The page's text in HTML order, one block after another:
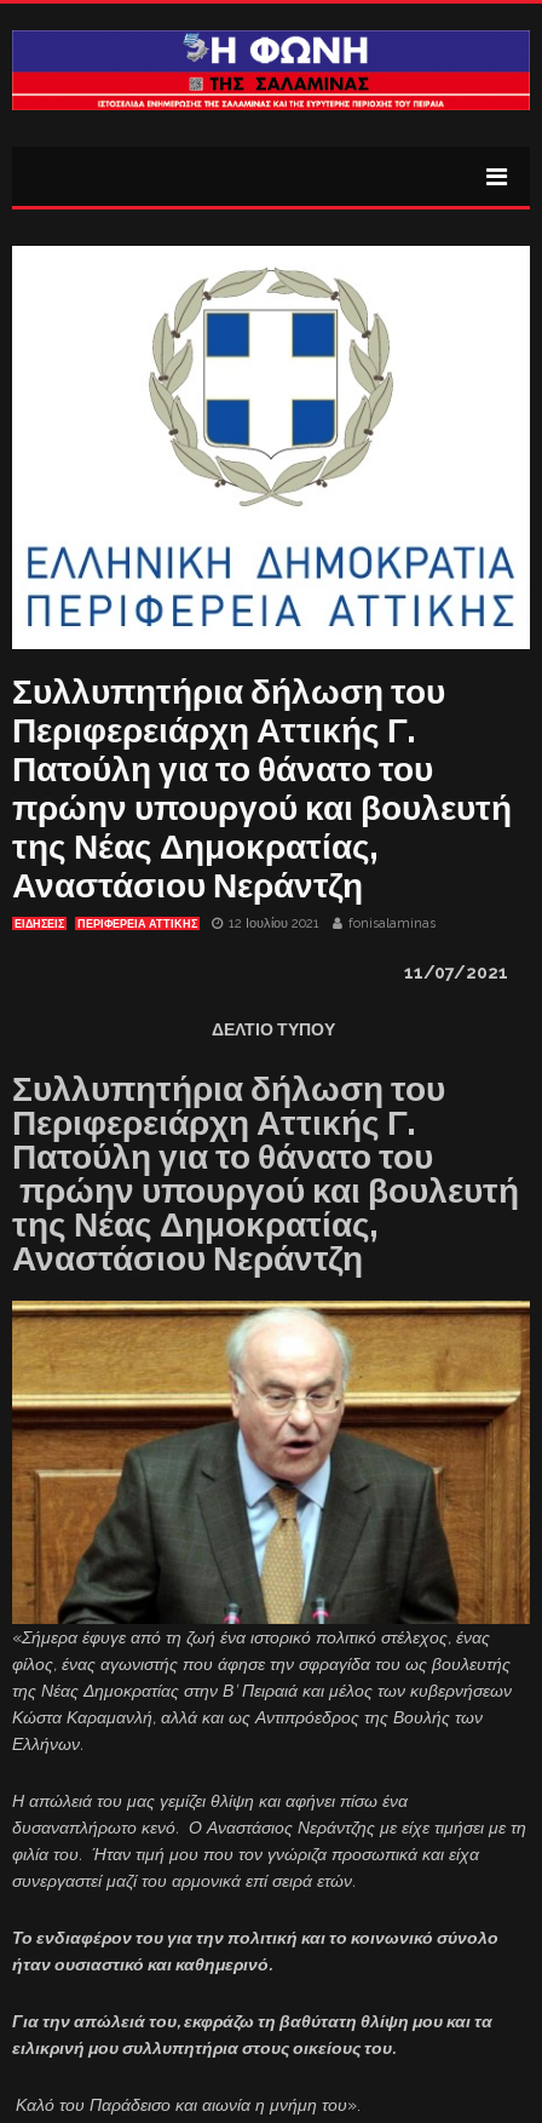
Συλλυπητήρια δήλωση του
Περιφερειάρχη Αττικής Γ.
Πατούλη για το θάνατο του
πρώην υπουργού και βουλευτή
της Νέας Δημοκρατίας,
Αναστάσιου Νεράντζη
ΕΙΔΗΣΕΙΣ ΠΕΡΙΦΕΡΕΙΑ ΑΤΤΙΚΗΣ 12 Ιουλίου 2021 fonisalaminas
11/07/2021
ΔΕΛΤΙΟ ΤΥΠΟΥ
Συλλυπητήρια δήλωση του
Περιφερειάρχη Αττικής Γ.
Πατούλη για το θάνατο του
πρώην υπουργού και βουλευτή
της Νέας Δημοκρατίας,
Αναστάσιου Νεράντζη
«Σήμερα έφυγε από τη ζωή ένα ιστορικό πολιτικό στέλεχος, ένας
φίλος, ένας αγωνιστής που άφησε την σφραγίδα του ως βουλευτής
της Νέας Δημοκρατίας στην Β’ Πειραιά και μέλος των κυβερνήσεων
Κώστα Καραμανλή, αλλά και ως Αντιπρόεδρος της Βουλής των
Ελλήνων.
Η απώλειά του μας γεμίζει θλίψη και αφήνει πίσω ένα
δυσαναπλήρωτο κενό. Ο Αναστάσιος Νεράντζης με είχε τιμήσει με τη
φιλία του. Ήταν τιμή μου που τον γνώριζα προσωπικά και είχα
συνεργαστεί μαζί του αρμονικά επί σειρά ετών.
Το ενδιαφέρον του για την πολιτική και το κοινωνικό σύνολο
ήταν ουσιαστικό και καθημερινό.
Για την απώλειά του, εκφράζω τη βαθύτατη θλίψη μου και τα
ειλικρινή μου συλλυπητήρια στους οικείους του.
Καλό του Παράδεισο και αιωνία η μνήμη του».